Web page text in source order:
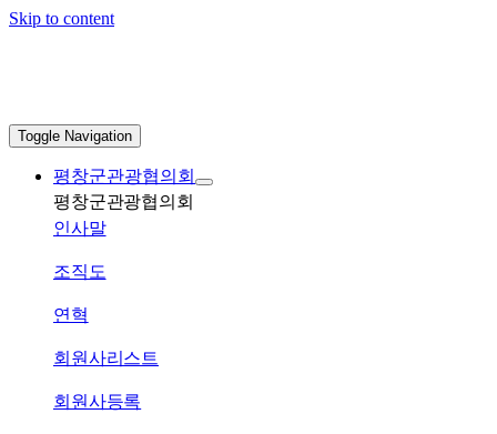
Skip to content
Toggle Navigation
평창군관광협의회
평창군관광협의회
인사말
조직도
연혁
회원사리스트
회원사등록